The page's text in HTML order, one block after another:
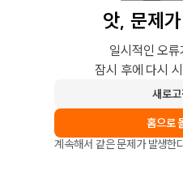
앗, 문제
일시적인 오
잠시 후에 다시
새로
홈으로
계속해서 같은 문제가 발생한